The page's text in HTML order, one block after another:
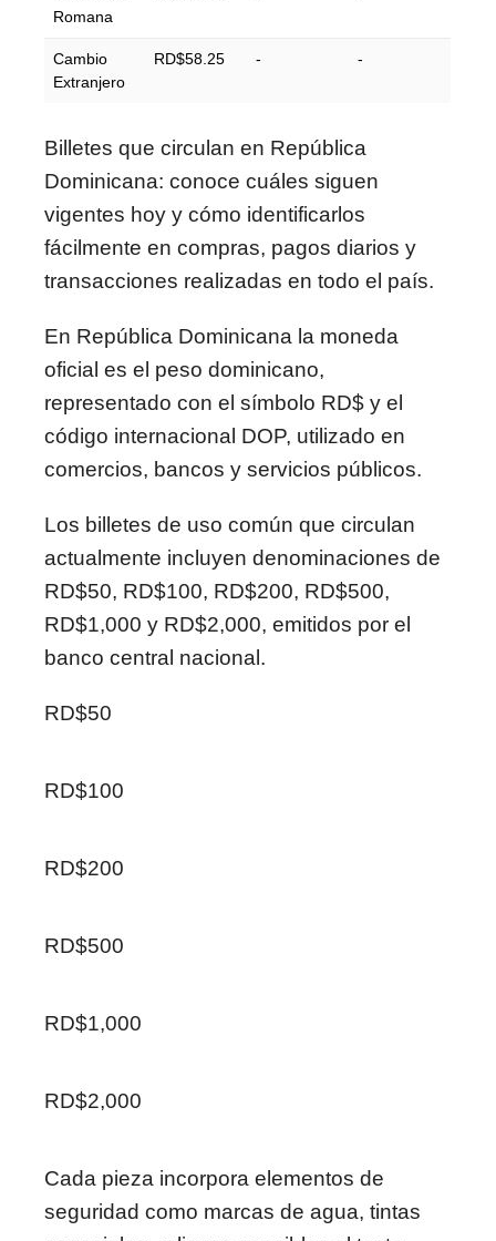
Romana
Cambio
Extranjero
RD$58.25 - -
Billetes que circulan en República
Dominicana: conoce cuáles siguen
vigentes hoy y cómo identificarlos
fácilmente en compras, pagos diarios y
transacciones realizadas en todo el país.
En República Dominicana la moneda
oficial es el peso dominicano,
representado con el símbolo RD$ y el
código internacional DOP, utilizado en
comercios, bancos y servicios públicos.
Los billetes de uso común que circulan
actualmente incluyen denominaciones de
RD$50, RD$100, RD$200, RD$500,
RD$1,000 y RD$2,000, emitidos por el
banco central nacional.
RD$50
RD$100
RD$200
RD$500
RD$1,000
RD$2,000
Cada pieza incorpora elementos de
seguridad como marcas de agua, tintas